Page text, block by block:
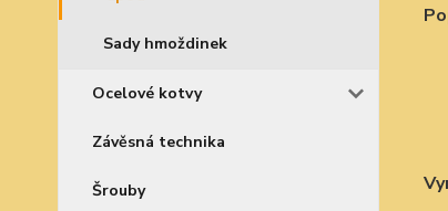
Sady hmoždinek
Ocelové kotvy
Závěsná technika
Šrouby